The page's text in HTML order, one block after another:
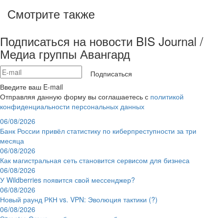
Смотрите также
Подписаться на новости BIS Journal /
Медиа группы Авангард
Подписаться
Введите ваш E-mail
Отправляя данную форму вы соглашаетесь с политикой
конфиденциальности персональных данных
06/08/2026
Банк России привёл статистику по киберпреступности за три
месяца
06/08/2026
Как магистральная сеть становится сервисом для бизнеса
06/08/2026
У Wildberries появится свой мессенджер?
06/08/2026
Новый раунд РКН vs. VPN: Эволюция тактики (?)
06/08/2026